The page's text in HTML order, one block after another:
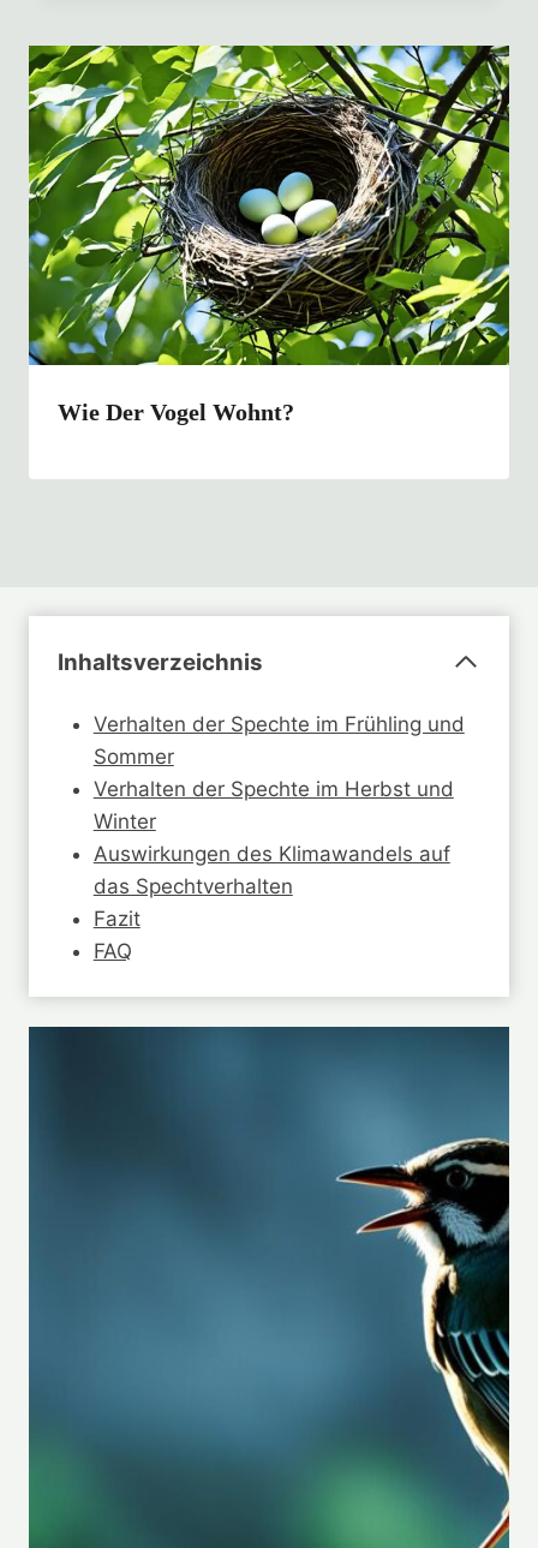
Wie Der Vogel Wohnt?
Inhaltsverzeichnis
Verhalten der Spechte im Frühling und
Sommer
Verhalten der Spechte im Herbst und
Winter
Auswirkungen des Klimawandels auf
das Spechtverhalten
Fazit
FAQ